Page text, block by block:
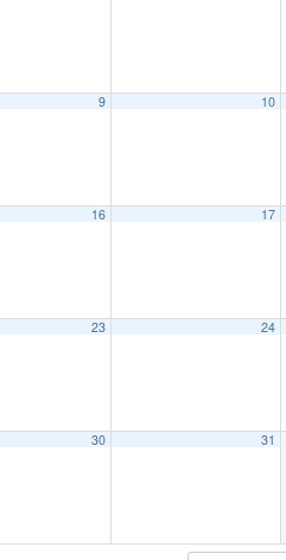
9 10
16 17
23 24
30 31